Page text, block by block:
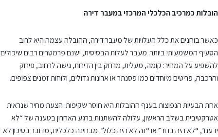
הובלות כמרכיב הכלכלי המרכזי במעבר דירה
כאשר בוחנים את כלל העלויות של מעבר דירה, ההובלה עצמה היא לרוב
הסעיף המשמעותי ביותר. מעבר לעלות הבסיסית, ישנם פרמטרים רבים שיכולים
להשפיע על המחיר: קומה, מעלית, מרחק בין הדירות, גישה לרחוב, פירוק
והרכבה, פריטים מיוחדים כמו פסנתר או ארונות גדולים, ולוחות זמנים צפופים.
אחת הבעיות הנפוצות בענף ההובלות היא חוסר שקיפות. הצעת מחיר שנראית
אטרקטיבית בשלב הראשון, עלולה להשתנות ברגע האחרון בטענה של “לא
ידענו”, “לא היה ברור” או “זה לא היה כלול”. מבחינה כלכלית, מדובר בסיכון לא